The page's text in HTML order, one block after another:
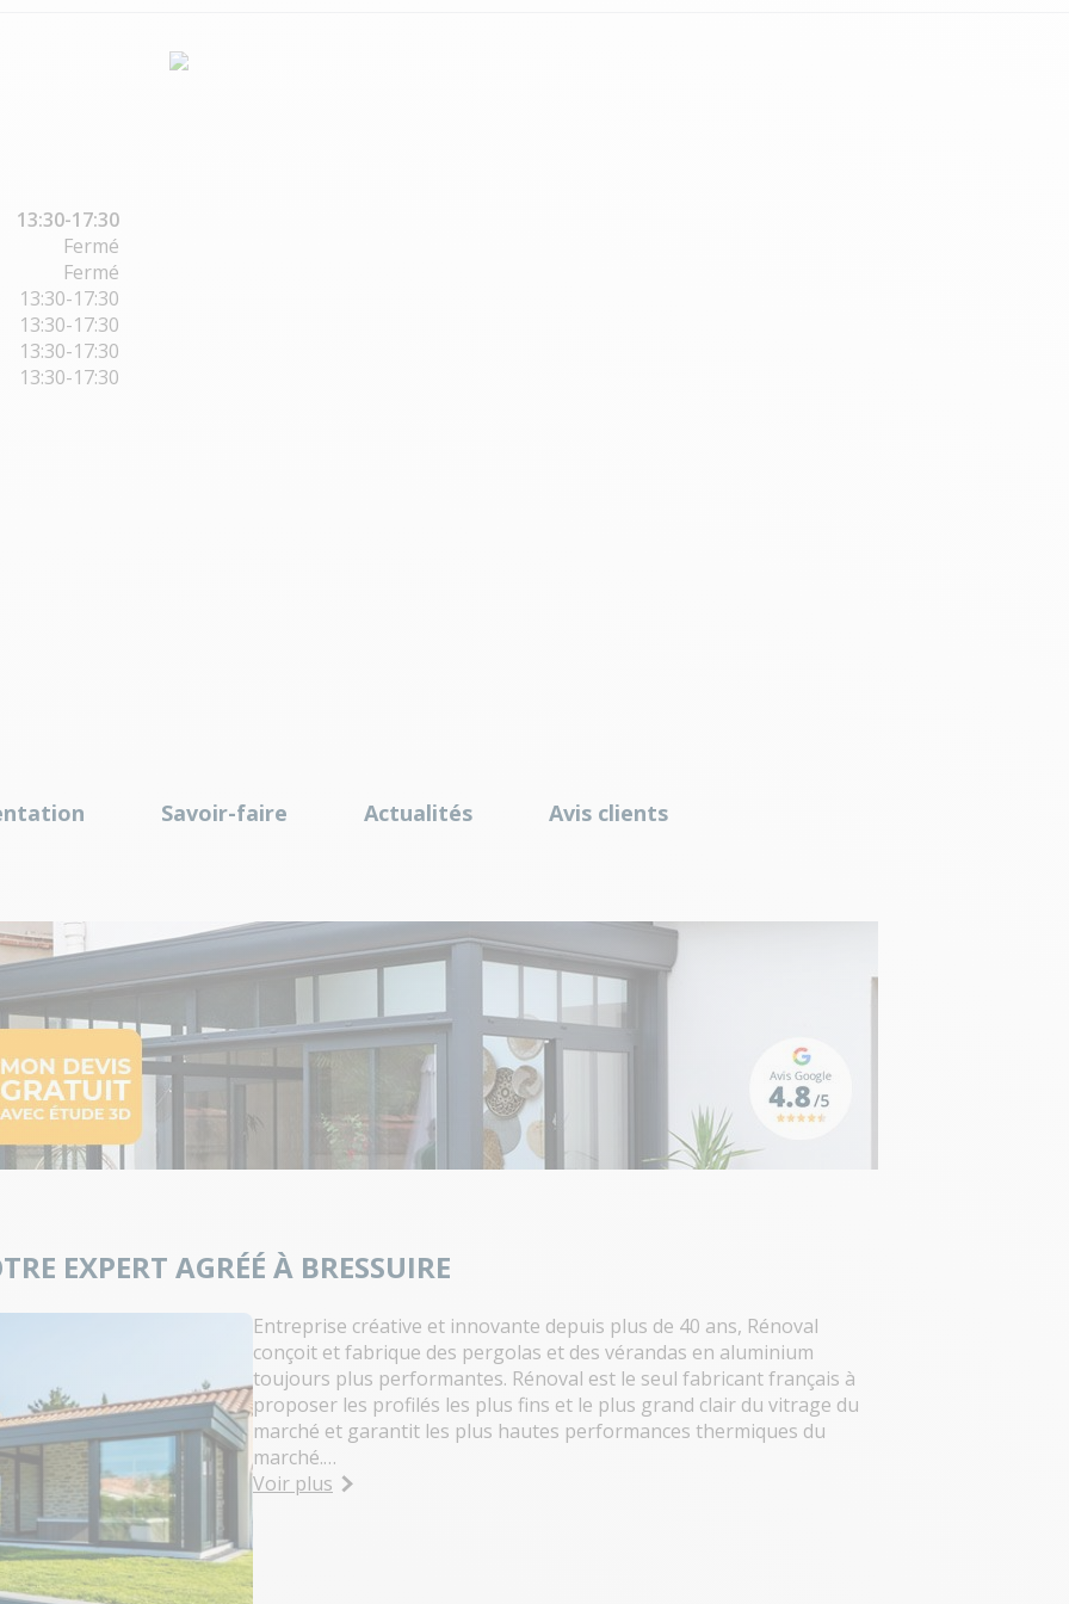
13:30-17:30
Fermé
Fermé
13:30-17:30
13:30-17:30
13:30-17:30
13:30-17:30
Savoir-faire Actualités Avis clients
EXPERT AGRÉÉ À BRESSUIRE
Entreprise créative et innovante depuis plus de 40 ans, Rénoval
conçoit et fabrique des pergolas et des vérandas en aluminium
toujours plus performantes. Rénoval est le seul fabricant français à
proposer les profilés les plus fins et le plus grand clair du vitrage du
marché et garantit les plus hautes performances thermiques du
marché.
Vous souhaitez une véranda sur-mesure pour agrandir votre
Voir plus